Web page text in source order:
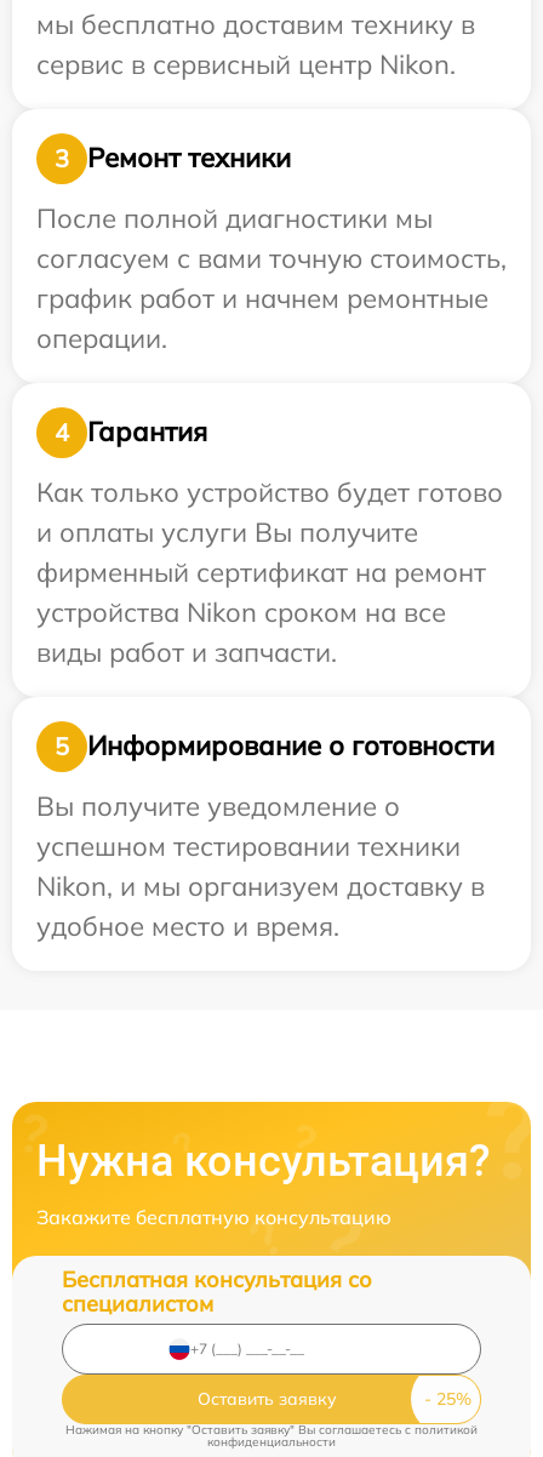
мы бесплатно доставим технику в
сервис в сервисный центр Nikon.
3
Ремонт техники
После полной диагностики мы
согласуем с вами точную стоимость,
график работ и начнем ремонтные
операции.
4
Гарантия
Как только устройство будет готово
и оплаты услуги Вы получите
фирменный сертификат на ремонт
устройства Nikon сроком на все
виды работ и запчасти.
5
Информирование о готовности
Вы получите уведомление о
успешном тестировании техники
Nikon, и мы организуем доставку в
удобное место и время.
Нужна консультация?
Закажите бесплатную консультацию
Бесплатная консультация со
специалистом
Оставить заявку
Нажимая на кнопку "Оставить заявку" Вы соглашаетесь cполитикой
конфиденциальности